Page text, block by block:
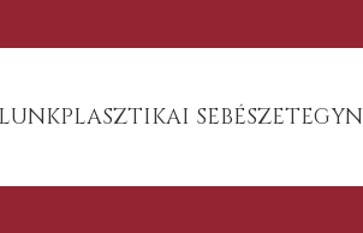
PLASZTIKAI SEBÉSZET